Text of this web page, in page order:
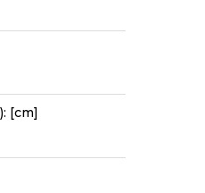
[cm]